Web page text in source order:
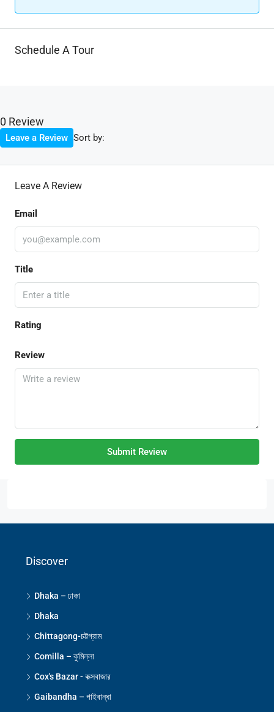
Schedule A Tour
0 Review
Sort by:
Leave a Review
Leave A Review
Email
Title
Rating
Review
Submit Review
Discover
Dhaka – ঢাকা
Dhaka
Chittagong-চট্টগ্রাম
Comilla – কুমিল্লা
Cox's Bazar - কক্সবাজার
Gaibandha – গাইবান্ধা